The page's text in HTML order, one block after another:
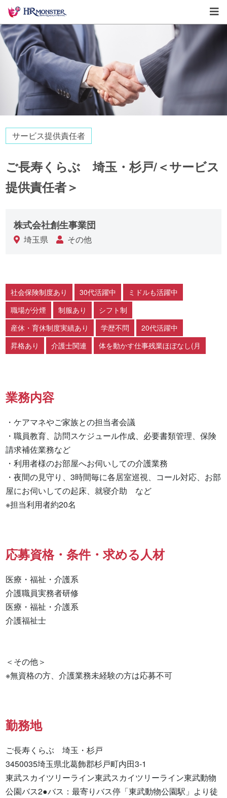
サービス提供責任者
ご長寿くらぶ 埼玉・杉戸/＜サービス
提供責任者＞
株式会社創生事業団
埼玉県 その他
社会保険制度あり 30代活躍中
ミドルも活躍中
職場が分煙
制服あり
シフト制
産休・育休制度実績あり
学歴不問
20代活躍中
昇格あり
介護士関連 体を動かす仕事残業ほぼなし(月
業務内容
・ケアマネやご家族との担当者会議
・職員教育、訪問スケジュール作成、必要書類管理、保険
請求補佐業務など
・利用者様のお部屋へお伺いしての介護業務
・夜間の見守り、3時間毎に各居室巡視、コール対応、お部
屋にお伺いしての起床、就寝介助　など
※担当利用者約20名
応募資格・条件・求める人材
医療・福祉・介護系
介護職員実務者研修
医療・福祉・介護系
介護福祉士
＜その他＞
※無資格の方、介護業務未経験の方は応募不可
勤務地
ご長寿くらぶ　埼玉・杉戸
3450035埼玉県北葛飾郡杉戸町内田3-1
東武スカイツリーライン東武スカイツリーライン東武動物
公園バス2●バス：最寄りバス停「東武動物公園駅」より徒